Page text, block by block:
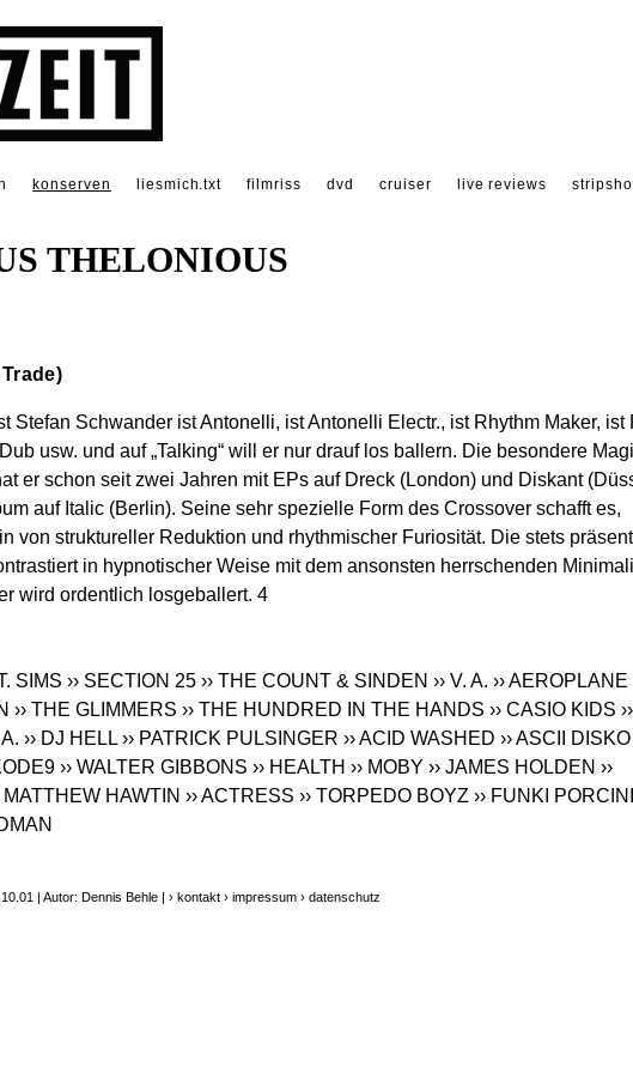
konserven liesmich.txt filmriss dvd cruiser live reviews
THELONIOUS
Stefan Schwander ist Antonelli, ist Antonelli Electr., ist Rhythm Maker, ist
usw. und auf „Talking“ will er nur drauf los ballern. Die besondere
er schon seit zwei Jahren mit EPs auf Dreck (London) und Diskant
auf Italic (Berlin). Seine sehr spezielle Form des Crossover schafft es,
von struktureller Reduktion und rhythmischer Furiosität. Die stets
in hypnotischer Weise mit dem ansonsten herrschenden
wird ordentlich losgeballert. 4
SIMS ›› SECTION 25 ›› THE COUNT & SINDEN ›› V. A. ›› AEROPLANE
›› THE GLIMMERS ›› THE HUNDRED IN THE HANDS ›› CASIO KIDS ››
A. ›› DJ HELL ›› PATRICK PULSINGER ›› ACID WASHED ›› ASCII DISKO
›› WALTER GIBBONS ›› HEALTH ›› MOBY ›› JAMES HOLDEN ››
MATTHEW HAWTIN ›› ACTRESS ›› TORPEDO BOYZ ›› FUNKI PORCINI
| Autor: Dennis Behle | › kontakt › impressum › datenschutz